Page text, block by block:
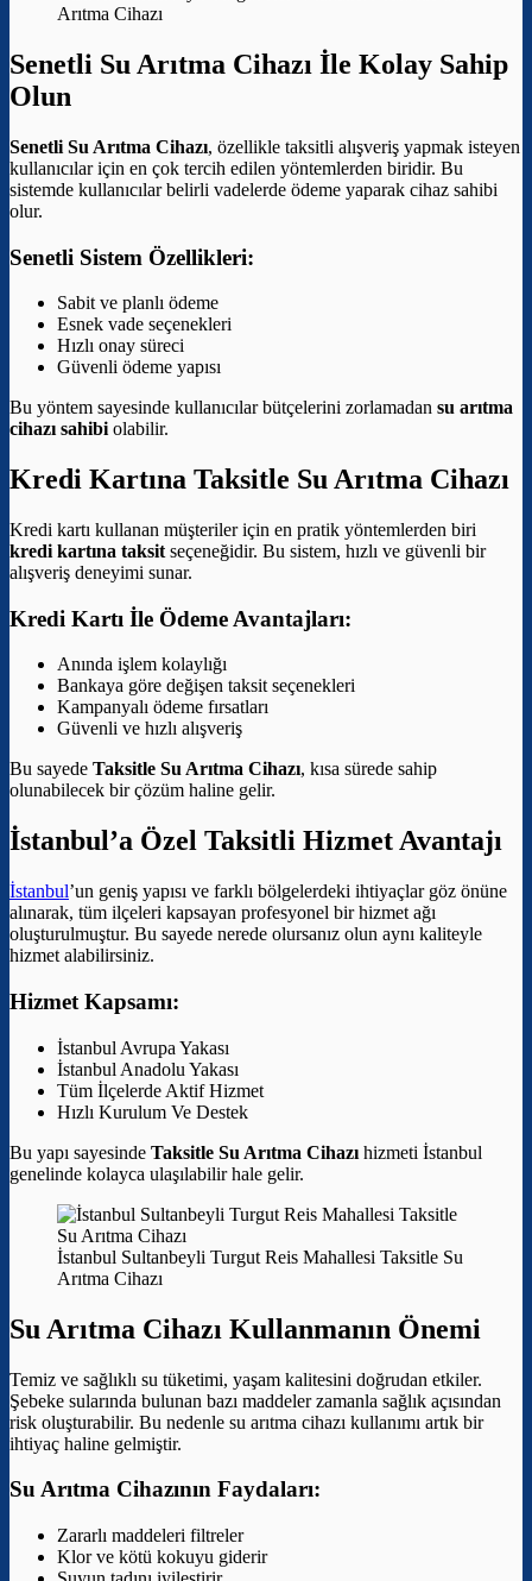
Arıtma Cihazı
Senetli Su Arıtma Cihazı İle Kolay Sahip
Olun
Senetli Su Arıtma Cihazı, özellikle taksitli alışveriş yapmak isteyen
kullanıcılar için en çok tercih edilen yöntemlerden biridir. Bu
sistemde kullanıcılar belirli vadelerde ödeme yaparak cihaz sahibi
olur.
Senetli Sistem Özellikleri:
Sabit ve planlı ödeme
Esnek vade seçenekleri
Hızlı onay süreci
Güvenli ödeme yapısı
Bu yöntem sayesinde kullanıcılar bütçelerini zorlamadan su arıtma
cihazı sahibi olabilir.
Kredi Kartına Taksitle Su Arıtma Cihazı
Kredi kartı kullanan müşteriler için en pratik yöntemlerden biri
kredi kartına taksit seçeneğidir. Bu sistem, hızlı ve güvenli bir
alışveriş deneyimi sunar.
Kredi Kartı İle Ödeme Avantajları:
Anında işlem kolaylığı
Bankaya göre değişen taksit seçenekleri
Kampanyalı ödeme fırsatları
Güvenli ve hızlı alışveriş
Bu sayede Taksitle Su Arıtma Cihazı, kısa sürede sahip
olunabilecek bir çözüm haline gelir.
İstanbul’a Özel Taksitli Hizmet Avantajı
İstanbul’un geniş yapısı ve farklı bölgelerdeki ihtiyaçlar göz önüne
alınarak, tüm ilçeleri kapsayan profesyonel bir hizmet ağı
oluşturulmuştur. Bu sayede nerede olursanız olun aynı kaliteyle
hizmet alabilirsiniz.
Hizmet Kapsamı:
İstanbul Avrupa Yakası
İstanbul Anadolu Yakası
Tüm İlçelerde Aktif Hizmet
Hızlı Kurulum Ve Destek
Bu yapı sayesinde Taksitle Su Arıtma Cihazı hizmeti İstanbul
genelinde kolayca ulaşılabilir hale gelir.
İstanbul Sultanbeyli Turgut Reis Mahallesi Taksitle Su
Arıtma Cihazı
Su Arıtma Cihazı Kullanmanın Önemi
Temiz ve sağlıklı su tüketimi, yaşam kalitesini doğrudan etkiler.
Şebeke sularında bulunan bazı maddeler zamanla sağlık açısından
risk oluşturabilir. Bu nedenle su arıtma cihazı kullanımı artık bir
ihtiyaç haline gelmiştir.
Su Arıtma Cihazının Faydaları:
Zararlı maddeleri filtreler
Klor ve kötü kokuyu giderir